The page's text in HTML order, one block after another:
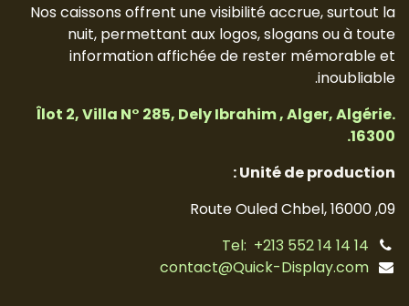
Nos caissons offrent une visibilité accrue, surtout la
nuit, permettant aux logos, slogans ou à toute
information affichée de rester mémorable et
inoubliable.
Îlot 2, Villa N° 285, Dely Ibrahim , Alger, Algérie.
16300.
Unité de production :
09, Route Ouled Chbel, 16000
Tel: +213 552 14 14 14
contact@Quick-Display.com